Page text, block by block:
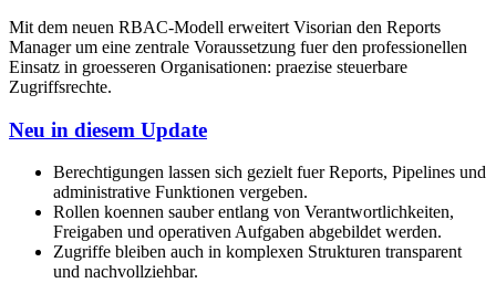
Mit dem neuen RBAC-Modell erweitert Visorian den Reports
Manager um eine zentrale Voraussetzung fuer den professionellen
Einsatz in groesseren Organisationen: praezise steuerbare
Zugriffsrechte.
Neu in diesem Update
Berechtigungen lassen sich gezielt fuer Reports, Pipelines und
administrative Funktionen vergeben.
Rollen koennen sauber entlang von Verantwortlichkeiten,
Freigaben und operativen Aufgaben abgebildet werden.
Zugriffe bleiben auch in komplexen Strukturen transparent
und nachvollziehbar.